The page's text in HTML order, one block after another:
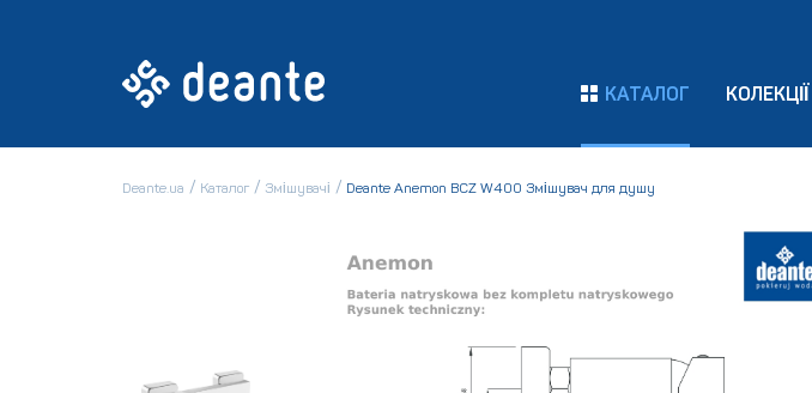
КАТАЛОГ КОЛЕКЦІЇ
Deante.ua Каталог Змішувачі Deante Anemon BCZ W400 Змішувач для душу